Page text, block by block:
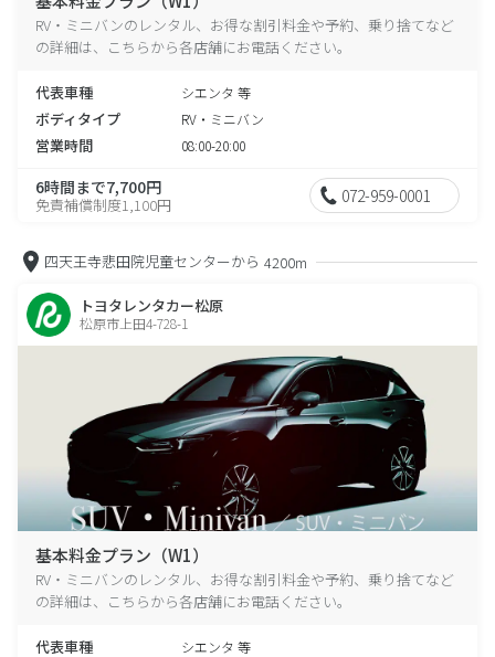
RV・ミニバンのレンタル、お得な割引料金や予約、乗り捨てなど
の詳細は、こちらから各店舗にお電話ください。
代表車種 シエンタ 等
ボディタイプ RV・ミニバン
営業時間 08:00-20:00
6時間まで7,700円
免責補償制度1,100円 072-959-0001
四天王寺悲田院児童センターから 4200m
トヨタレンタカー松原
松原市上田4-728-1
基本料金プラン（W1）
RV・ミニバンのレンタル、お得な割引料金や予約、乗り捨てなど
の詳細は、こちらから各店舗にお電話ください。
代表車種 シエンタ 等